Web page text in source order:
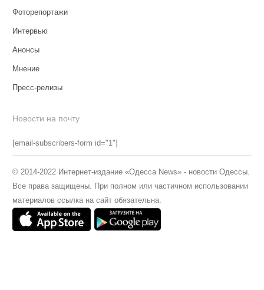
Фоторепортажи
Интервью
Анонсы
Мнение
Пресс-релизы
Новости на почту
[email-subscribers-form id="1"]
© 2014-2022 Интернет-издание «Одесса News» - новости Одессы.
Все права защищены. При полном или частичном использовании
материалов ссылка на сайт обязательна.